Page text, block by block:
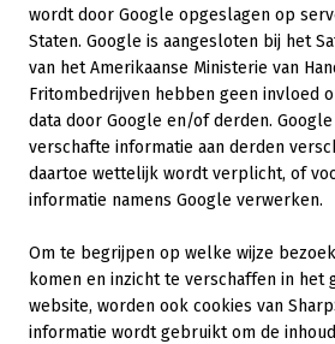
wordt door Google opgeslagen op
Staten. Google is aangesloten bij het
van het Amerikaanse Ministerie van
Fritombedrijven hebben geen invloed
data door Google en/of derden. Google
verschafte informatie aan derden
daartoe wettelijk wordt verplicht, of
informatie namens Google verwerken.
Om te begrijpen op welke wijze
komen en inzicht te verschaffen in het
website, worden ook cookies van
informatie wordt gebruikt om de